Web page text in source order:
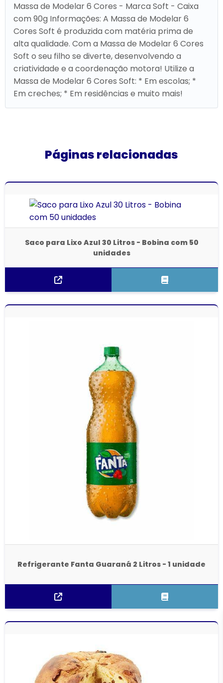
Massa de Modelar 6 Cores - Marca Soft - Caixa
com 90g Informações: A Massa de Modelar 6
Cores Soft é produzida com matéria prima de
alta qualidade. Com a Massa de Modelar 6 Cores
Soft o seu filho se diverte, desenvolvendo a
criatividade e a coordenação motora! Utilize a
Massa de Modelar 6 Cores Soft: * Em escolas; *
Em creches; * Em residências e muito mais!
Páginas relacionadas
Saco para Lixo Azul 30 Litros - Bobina com 50
unidades
Refrigerante Fanta Guaraná 2 Litros - 1 unidade